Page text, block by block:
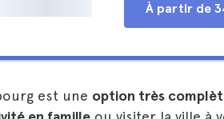
À partir de
est une option très